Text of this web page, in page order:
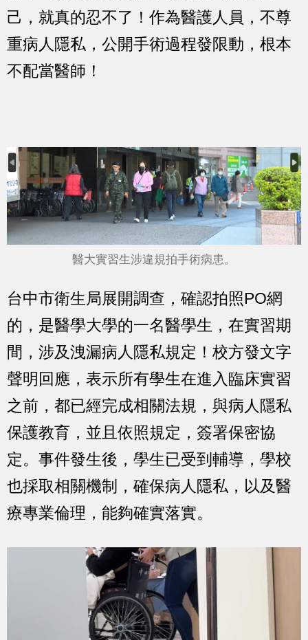
己，就真的忍不了！作為醫護人員，不尊
重病人隱私，公開手術過程發限動，根本
不配當醫師！
醫大實習生涉違規拍手術病患。
台中市衛生局展開調查，確認拍照PO網
的，是醫學大學的一名醫學生，在實習期
間，涉及洩漏病人隱私規定！校方發文字
聲明回應，表示所有學生在進入臨床實習
之前，都已經完成相關法規，與病人隱私
保護教育，並且依照規定，簽署保密協
定。事件發生後，學生已受到輔導，學校
也採取相關機制，確保病人隱私，以及醫
療專業倫理，能夠確實落實。